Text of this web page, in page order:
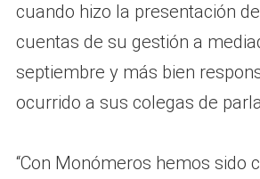
cuando hizo la presentación
cuentas de su gestión a
septiembre y más bien
ocurrido a sus colegas de
“Con Monómeros hemos sido